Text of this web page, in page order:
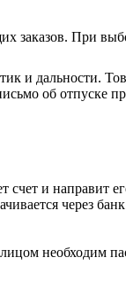
заказов. При
и дальности.
об отпуске
и направит
через
необходим